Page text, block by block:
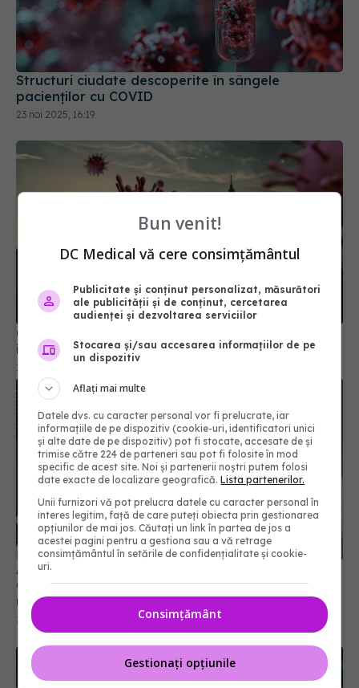
Structuri ciudate descoperite în sângele
pacienților cu COVID
23 noi 2025, 16:19
China spune că laboratorul din Wuhan nu a fost
implicat în crearea virusului COVID-19
12 feb 2025, 11:25
A fost infectat cu coronavirus timp de 613 zile.
Cazul lui a uimit cercetătorii: Conduce la apariția
unor variante unice, sensibile
22 apr 2024, 08:51
Bun venit!
DC Medical vă cere consimțământul
Publicitate și conținut personalizat, măsurători
ale publicității și de conținut, cercetarea
audienței și dezvoltarea serviciilor
Stocarea și/sau accesarea informațiilor de pe
un dispozitiv
Aflați mai multe
Datele dvs. cu caracter personal vor fi prelucrate, iar
informațiile de pe dispozitiv (cookie-uri, identificatori unici
și alte date de pe dispozitiv) pot fi stocate, accesate de și
trimise către 224 de parteneri sau pot fi folosite în mod
specific de acest site. Noi și partenerii noștri putem folosi
date exacte de localizare geografică.Lista partenerilor.
Unii furnizori vă pot prelucra datele cu caracter personal în
interes legitim, față de care puteți obiecta prin gestionarea
opțiunilor de mai jos. Căutați un link în partea de jos a
acestei pagini pentru a gestiona sau a vă retrage
consimțământul în setările de confidențialitate și cookie-
uri.
Consimțământ
Gestionați opțiunile